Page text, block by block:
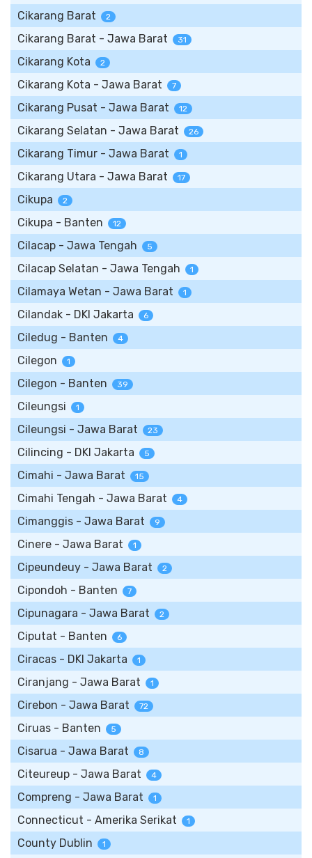
Cikarang Barat 2
Cikarang Barat - Jawa Barat 31
Cikarang Kota 2
Cikarang Kota - Jawa Barat 7
Cikarang Pusat - Jawa Barat 12
Cikarang Selatan - Jawa Barat 26
Cikarang Timur - Jawa Barat 1
Cikarang Utara - Jawa Barat 17
Cikupa 2
Cikupa - Banten 12
Cilacap - Jawa Tengah 5
Cilacap Selatan - Jawa Tengah 1
Cilamaya Wetan - Jawa Barat 1
Cilandak - DKI Jakarta 6
Ciledug - Banten 4
Cilegon 1
Cilegon - Banten 39
Cileungsi 1
Cileungsi - Jawa Barat 23
Cilincing - DKI Jakarta 5
Cimahi - Jawa Barat 15
Cimahi Tengah - Jawa Barat 4
Cimanggis - Jawa Barat 9
Cinere - Jawa Barat 1
Cipeundeuy - Jawa Barat 2
Cipondoh - Banten 7
Cipunagara - Jawa Barat 2
Ciputat - Banten 6
Ciracas - DKI Jakarta 1
Ciranjang - Jawa Barat 1
Cirebon - Jawa Barat 72
Ciruas - Banten 5
Cisarua - Jawa Barat 8
Citeureup - Jawa Barat 4
Compreng - Jawa Barat 1
Connecticut - Amerika Serikat 1
County Dublin 1